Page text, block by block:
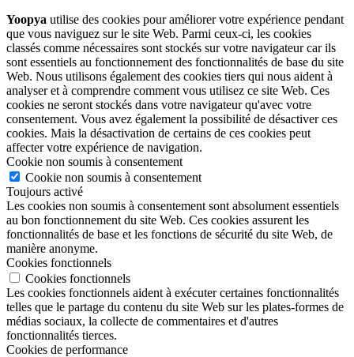
Yoopya utilise des cookies pour améliorer votre expérience pendant
que vous naviguez sur le site Web. Parmi ceux-ci, les cookies
classés comme nécessaires sont stockés sur votre navigateur car ils
sont essentiels au fonctionnement des fonctionnalités de base du site
Web. Nous utilisons également des cookies tiers qui nous aident à
analyser et à comprendre comment vous utilisez ce site Web. Ces
cookies ne seront stockés dans votre navigateur qu'avec votre
consentement. Vous avez également la possibilité de désactiver ces
cookies. Mais la désactivation de certains de ces cookies peut
affecter votre expérience de navigation.
Cookie non soumis à consentement
Cookie non soumis à consentement
Toujours activé
Les cookies non soumis à consentement sont absolument essentiels
au bon fonctionnement du site Web. Ces cookies assurent les
fonctionnalités de base et les fonctions de sécurité du site Web, de
manière anonyme.
Cookies fonctionnels
Cookies fonctionnels
Les cookies fonctionnels aident à exécuter certaines fonctionnalités
telles que le partage du contenu du site Web sur les plates-formes de
médias sociaux, la collecte de commentaires et d'autres
fonctionnalités tierces.
Cookies de performance